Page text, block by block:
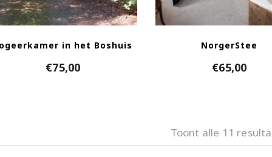
in het Boshuis
€75,00
NorgerStee
€65,00
Toont alle 11